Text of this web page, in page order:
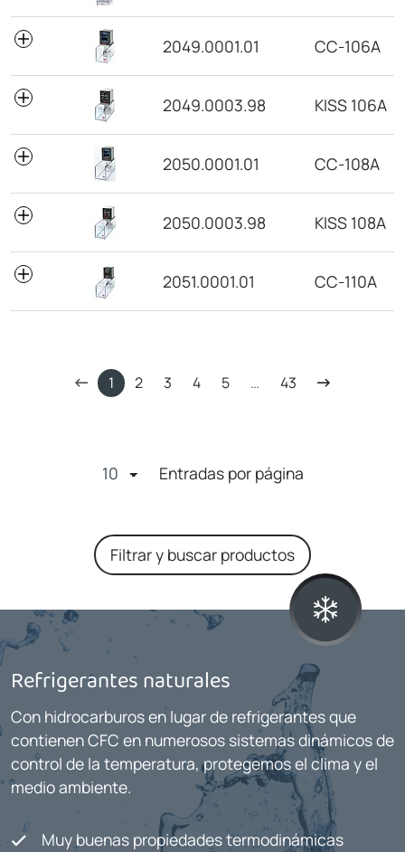
2049.0001.01 CC-106A
2049.0003.98 KISS 106A
2050.0001.01 CC-108A
2050.0003.98 KISS 108A
2051.0001.01 CC-110A
1 2 3 4 5 … 43
Entradas por página
Filtrar y buscar productos
Refrigerantes naturales
Con hidrocarburos en lugar de refrigerantes que
contienen CFC en numerosos sistemas dinámicos de
control de la temperatura, protegemos el clima y el
medio ambiente.
Muy buenas propiedades termodinámicas